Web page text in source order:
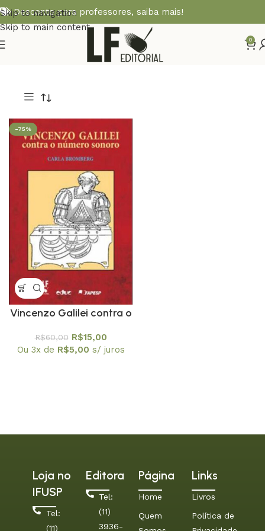
Skip to navigation
Skip to main content
Desconto para professores, saiba mais!
0
-75%
Vincenzo Galilei contra o
R$60,00 R$15,00
Ou 3x de R$5,00 s/ juros
Loja no
IFUSP
Tel:
(11)
Editora
Tel:
(11)
3936-
Página
Home
Quem
Links
Livros
Política de